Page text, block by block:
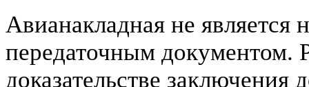
Авианакладная не является
передаточным документом.
доказательстве заключения